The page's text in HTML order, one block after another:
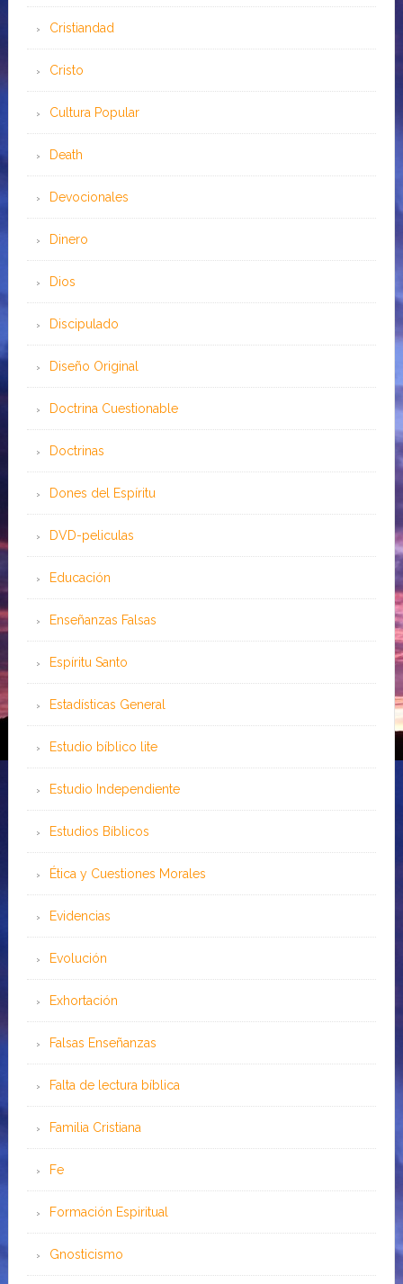
Cristiandad
Cristo
Cultura Popular
Death
Devocionales
Dinero
Dios
Discipulado
Diseño Original
Doctrina Cuestionable
Doctrinas
Dones del Espíritu
DVD-peliculas
Educación
Enseñanzas Falsas
Espíritu Santo
Estadísticas General
Estudio bíblico lite
Estudio Independiente
Estudios Bíblicos
Ética y Cuestiones Morales
Evidencias
Evolución
Exhortación
Falsas Enseñanzas
Falta de lectura bíblica
Familia Cristiana
Fe
Formación Espiritual
Gnosticismo